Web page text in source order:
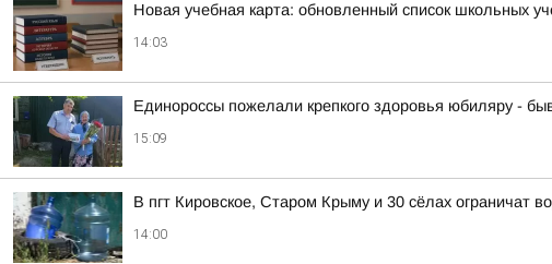
Новая учебная карта: обновленный список школьных
14:03
Единороссы пожелали крепкого здоровья юбиляру -
15:09
В пгт Кировское, Старом Крыму и 30 сёлах ограничат
14:00